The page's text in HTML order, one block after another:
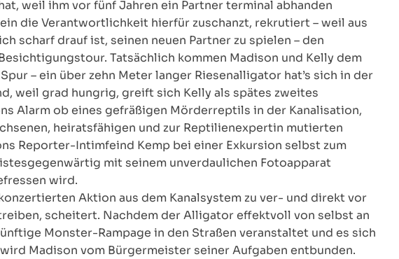
weil ihm vor fünf Jahren ein Partner terminal abhanden
die Verantwortlichkeit hierfür zuschanzt, rekrutiert – weil aus
scharf drauf ist, seinen neuen Partner zu spielen – den
Tatsächlich kommen Madison und Kelly dem
– ein über zehn Meter langer Riesenalligator hat’s sich in der
weil grad hungrig, greift sich Kelly als spätes zweites
Alarm ob eines gefräßigen Mörderreptils in der Kanalisation,
heiratsfähigen und zur Reptilienexpertin mutierten
Reporter-Intimfeind Kemp bei einer Exkursion selbst zum
mit seinem unverdaulichen Fotoapparat
wird.
Aktion aus dem Kanalsystem zu ver- und direkt vor
scheitert. Nachdem der Alligator effektvoll von selbst an
Monster-Rampage in den Straßen veranstaltet und es sich
Madison vom Bürgermeister seiner Aufgaben entbunden.